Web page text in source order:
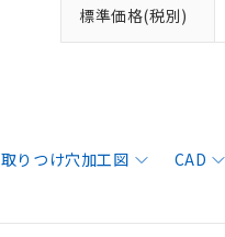
標準価格(税別)
取りつけ穴加工図 CAD